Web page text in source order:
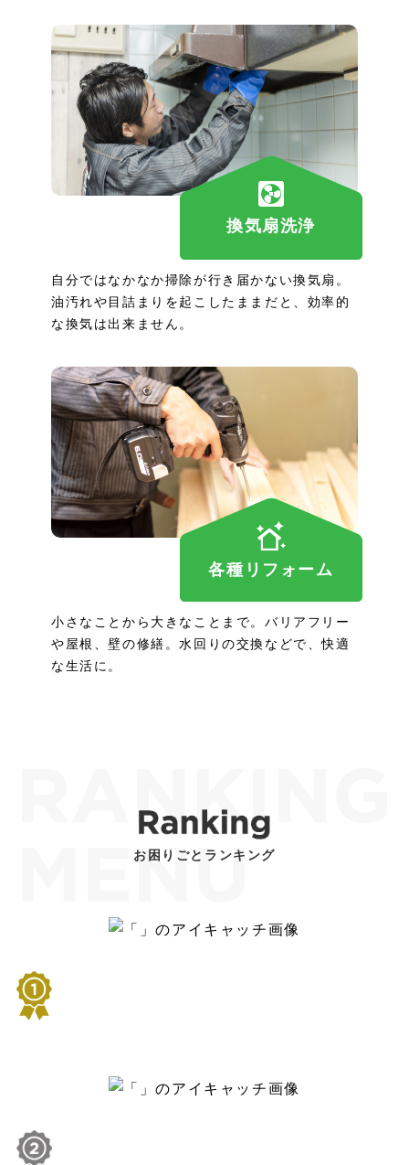
換気扇洗浄
自分ではなかなか掃除が行き届かない換気扇。
油汚れや目詰まりを起こしたままだと、効率的
な換気は出来ません。
各種リフォーム
小さなことから大きなことまで。バリアフリー
や屋根、壁の修繕。水回りの交換などで、快適
な生活に。
お困りごとランキング